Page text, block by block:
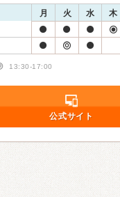
月 火 水 木
13:30-17:00
公式サイト